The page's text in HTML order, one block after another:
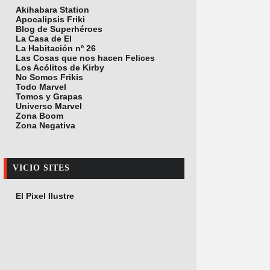
Akihabara Station
Apocalipsis Friki
Blog de Superhéroes
La Casa de El
La Habitación nº 26
Las Cosas que nos hacen Felices
Los Acólitos de Kirby
No Somos Frikis
Todo Marvel
Tomos y Grapas
Universo Marvel
Zona Boom
Zona Negativa
VICIO SITES
El Pixel Ilustre